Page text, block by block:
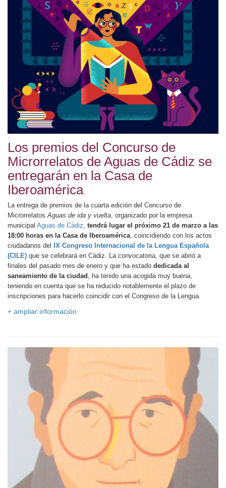
Los premios del Concurso de
Microrrelatos de Aguas de Cádiz se
entregarán en la Casa de
Iberoamérica
La entrega de premios de la cuarta edición del Concurso de
Microrrelatos Aguas de ida y vuelta , organizado por la empresa
municipal Aguas de Cádiz tendrá lugar el próximo 21 de marzo a las
18:00 horas en la Casa de Iberoamérica , coincidiendo con los actos
ciudadanos del IX Congreso Internacional de la Lengua Española
(CILE) que se celebrará en Cádiz. La convocatoria, que se abrió a
finales del pasado mes de enero y que ha estado dedicada al
saneamiento de la ciudad , ha tenido una acogida muy buena,
teniendo en cuenta que se ha reducido notablemente el plazo de
inscripciones para hacerlo coincidir con el Congreso de la Lengua.
+ ampliar información